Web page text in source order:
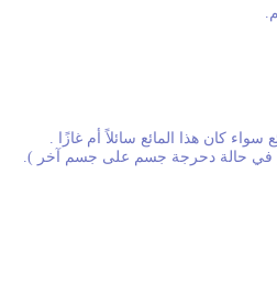
كان هذا المائع سائلاً أم غازًا .
( في حالة دحرجة جسم على جسم آخر ).